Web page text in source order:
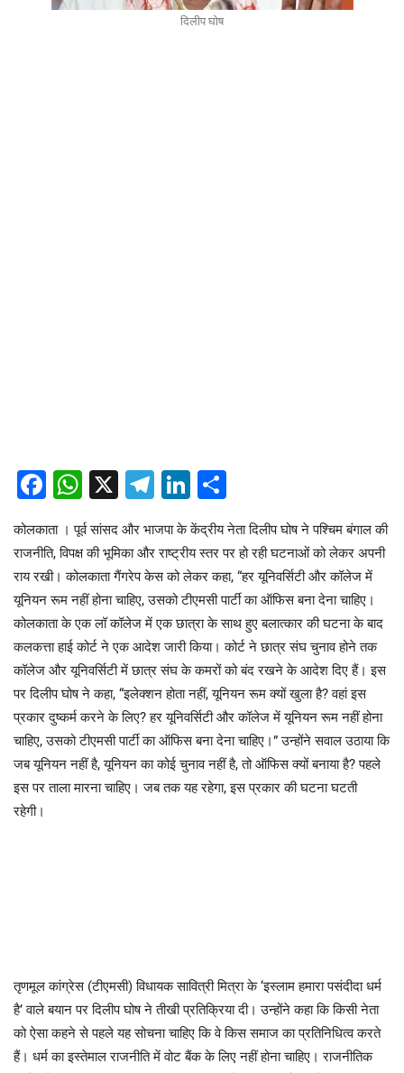
दिलीप घोष
Facebook
WhatsApp
X Telegram
LinkedIn
कोलकाता । पूर्व सांसद और भाजपा के केंद्रीय नेता दिलीप घोष ने पश्चिम बंगाल की
राजनीति, विपक्ष की भूमिका और राष्ट्रीय स्तर पर हो रही घटनाओं को लेकर अपनी
राय रखी। कोलकाता गैंगरेप केस को लेकर कहा, “हर यूनिवर्सिटी और कॉलेज में
यूनियन रूम नहीं होना चाहिए, उसको टीएमसी पार्टी का ऑफिस बना देना चाहिए।
कोलकाता के एक लॉ कॉलेज में एक छात्रा के साथ हुए बलात्कार की घटना के बाद
कलकत्ता हाई कोर्ट ने एक आदेश जारी किया। कोर्ट ने छात्र संघ चुनाव होने तक
कॉलेज और यूनिवर्सिटी में छात्र संघ के कमरों को बंद रखने के आदेश दिए हैं। इस
पर दिलीप घोष ने कहा, “इलेक्शन होता नहीं, यूनियन रूम क्यों खुला है? वहां इस
प्रकार दुष्कर्म करने के लिए? हर यूनिवर्सिटी और कॉलेज में यूनियन रूम नहीं होना
चाहिए, उसको टीएमसी पार्टी का ऑफिस बना देना चाहिए।” उन्होंने सवाल उठाया कि
जब यूनियन नहीं है, यूनियन का कोई चुनाव नहीं है, तो ऑफिस क्यों बनाया है? पहले
इस पर ताला मारना चाहिए। जब तक यह रहेगा, इस प्रकार की घटना घटती
रहेगी।
तृणमूल कांग्रेस (टीएमसी) विधायक सावित्री मित्रा के ‘इस्लाम हमारा पसंदीदा धर्म
है’ वाले बयान पर दिलीप घोष ने तीखी प्रतिक्रिया दी। उन्होंने कहा कि किसी नेता
को ऐसा कहने से पहले यह सोचना चाहिए कि वे किस समाज का प्रतिनिधित्व करते
हैं। धर्म का इस्तेमाल राजनीति में वोट बैंक के लिए नहीं होना चाहिए। राजनीतिक